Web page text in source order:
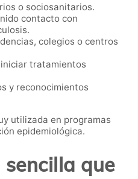
o sociosanitarios.
contacto con
colegios o centros
tratamientos
y reconocimientos
utilizada en programas
epidemiológica.
que